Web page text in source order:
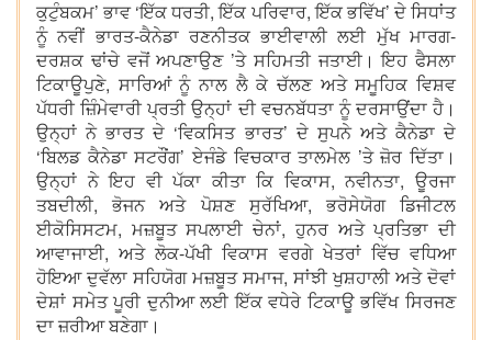
ਕੁਟੁੰਬਕਮ’ ਭਾਵ ‘ਇੱਕ ਧਰਤੀ, ਇੱਕ ਪਰਿਵਾਰ, ਇੱਕ ਭਵਿੱਖ’ ਦੇ ਸਿਧਾਂਤ
ਨੂੰ ਨਵੀਂ ਭਾਰਤ-ਕੈਨੇਡਾ ਰਣਨੀਤਕ ਭਾਈਵਾਲੀ ਲਈ ਮੁੱਖ ਮਾਰਗ-
ਦਰਸ਼ਕ ਢਾਂਚੇ ਵਜੋਂ ਅਪਣਾਉਣ ’ਤੇ ਸਹਿਮਤੀ ਜਤਾਈ। ਇਹ ਫੈਸਲਾ
ਟਿਕਾਊਪੁਣੇ, ਸਾਰਿਆਂ ਨੂੰ ਨਾਲ ਲੈ ਕੇ ਚੱਲਣ ਅਤੇ ਸਮੂਹਿਕ ਵਿਸ਼ਵ
ਪੱਧਰੀ ਜ਼ਿੰਮੇਵਾਰੀ ਪ੍ਰਤੀ ਉਨ੍ਹਾਂ ਦੀ ਵਚਨਬੱਧਤਾ ਨੂੰ ਦਰਸਾਉਂਦਾ ਹੈ।
ਉਨ੍ਹਾਂ ਨੇ ਭਾਰਤ ਦੇ ‘ਵਿਕਸਿਤ ਭਾਰਤ’ ਦੇ ਸੁਪਨੇ ਅਤੇ ਕੈਨੇਡਾ ਦੇ
‘ਬਿਲਡ ਕੈਨੇਡਾ ਸਟਰੌਂਗ’ ਏਜੰਡੇ ਵਿਚਕਾਰ ਤਾਲਮੇਲ ’ਤੇ ਜ਼ੋਰ ਦਿੱਤਾ।
ਉਨ੍ਹਾਂ ਨੇ ਇਹ ਵੀ ਪੱਕਾ ਕੀਤਾ ਕਿ ਵਿਕਾਸ, ਨਵੀਨਤਾ, ਊਰਜਾ
ਤਬਦੀਲੀ, ਭੋਜਨ ਅਤੇ ਪੋਸ਼ਣ ਸੁਰੱਖਿਆ, ਭਰੋਸੇਯੋਗ ਡਿਜੀਟਲ
ਈਕੋਸਿਸਟਮ, ਮਜ਼ਬੂਤ ਸਪਲਾਈ ਚੇਨਾਂ, ਹੁਨਰ ਅਤੇ ਪ੍ਰਤਿਭਾ ਦੀ
ਆਵਾਜਾਈ, ਅਤੇ ਲੋਕ-ਪੱਖੀ ਵਿਕਾਸ ਵਰਗੇ ਖੇਤਰਾਂ ਵਿੱਚ ਵਧਿਆ
ਹੋਇਆ ਦੁਵੱਲਾ ਸਹਿਯੋਗ ਮਜ਼ਬੂਤ ਸਮਾਜ, ਸਾਂਝੀ ਖੁਸ਼ਹਾਲੀ ਅਤੇ ਦੋਵਾਂ
ਦੇਸ਼ਾਂ ਸਮੇਤ ਪੂਰੀ ਦੁਨੀਆ ਲਈ ਇੱਕ ਵਧੇਰੇ ਟਿਕਾਊ ਭਵਿੱਖ ਸਿਰਜਣ
ਦਾ ਜ਼ਰੀਆ ਬਣੇਗਾ।